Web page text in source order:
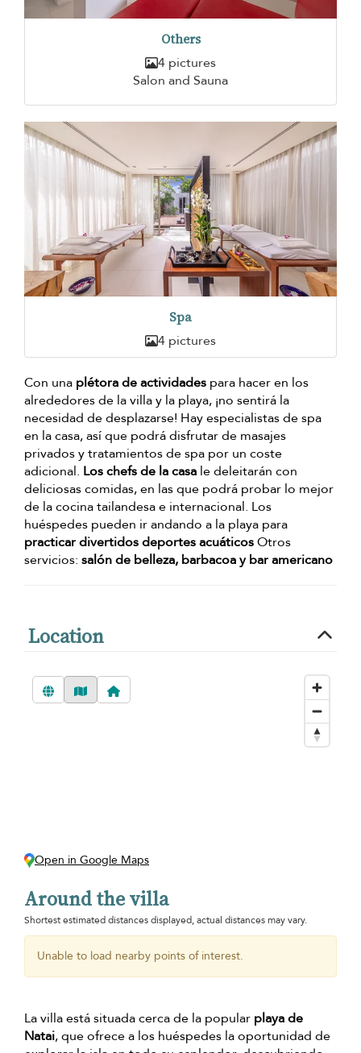
Others
4 pictures
Salon and Sauna
Spa
4 pictures
Con una plétora de actividades para hacer en los
alrededores de la villa y la playa, ¡no sentirá la
necesidad de desplazarse! Hay especialistas de spa
en la casa, así que podrá disfrutar de masajes
privados y tratamientos de spa por un coste
adicional. Los chefs de la casa le deleitarán con
deliciosas comidas, en las que podrá probar lo mejor
de la cocina tailandesa e internacional. Los
huéspedes pueden ir andando a la playa para
practicar divertidos deportes acuáticosOtros
servicios: salón de belleza, barbacoa y bar americano
Location
Open in Google Maps
Around the villa
Shortest estimated distances displayed, actual distances may vary.
Unable to load nearby points of interest.
La villa está situada cerca de la popular playa de
Natai, que ofrece a los huéspedes la oportunidad de